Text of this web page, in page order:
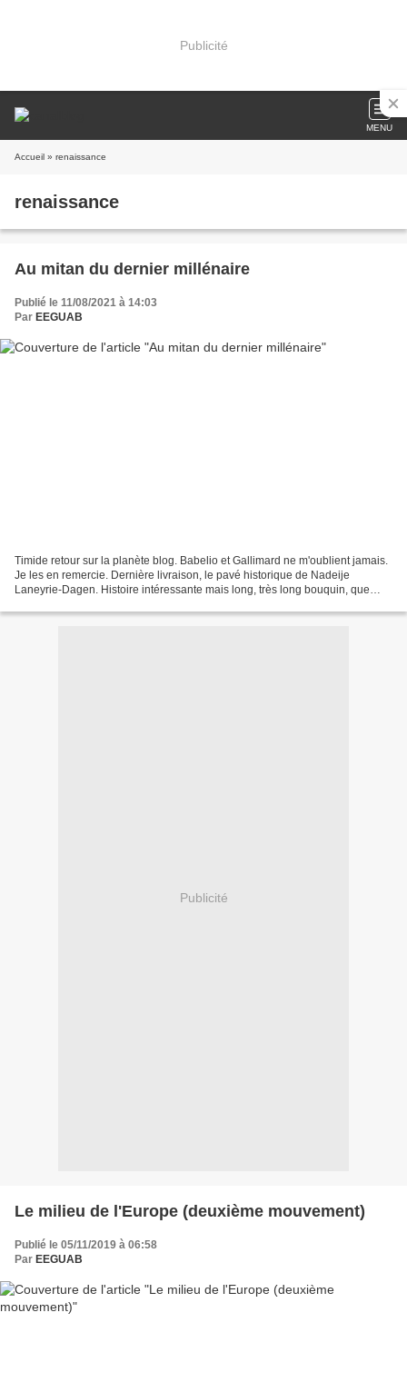
Publicité
MENU
Accueil » renaissance
renaissance
Au mitan du dernier millénaire
Publié le 11/08/2021 à 14:03
Par EEGUAB
Timide retour sur la planète blog. Babelio et Gallimard ne m'oublient jamais.
Je les en remercie. Dernière livraison, le pavé historique de Nadeije
Laneyrie-Dagen. Histoire intéressante mais long, très long bouquin, que
Publicité
Le milieu de l'Europe (deuxième mouvement)
Publié le 05/11/2019 à 06:58
Par EEGUAB